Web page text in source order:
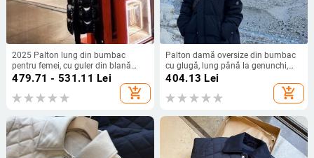
2025 Palton lung din bumbac
pentru femei, cu guler din blană
artificială detașabil, peste genunchi,
479.71 - 531.11 Lei
add_shopping_cart
Palton damă oversize din bumbac
cu glugă, lung până la genunchi,
umplutură din fibre de mătase-
pamuc, închidere cu fermoar,
croială lejeră
404.13 Lei
add_shopping_cart